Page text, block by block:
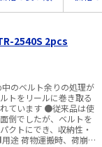
2540S 2pcs
のベルト余りの処理が
トをリールに巻き取る
ています ●従来品は使
倒でしたが、ベルトを
クトにでき、収納性・